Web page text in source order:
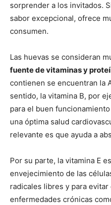
sorprender a los invitados.
sabor excepcional, ofrece
consumen.
Las huevas se consideran
fuente de vitaminas y
contienen se encuentran la
sentido, la vitamina B, por
para el buen
una óptima salud
relevante es que ayuda a
Por su parte, la vitamina E
envejecimiento de las
radicales libres y para
enfermedades crónicas